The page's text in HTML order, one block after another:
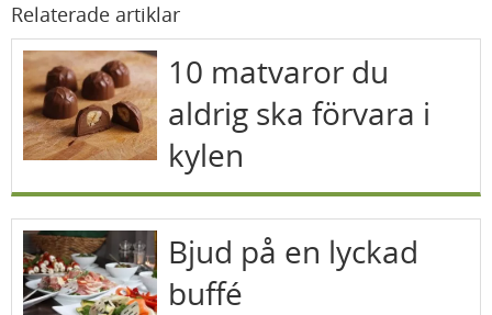
Relaterade artiklar
10 matvaror du
aldrig ska förvara i
kylen
Bjud på en lyckad
buffé